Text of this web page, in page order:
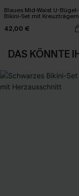
Blaues Mid-Waist U-Bügel-
Bikini-Set mit Kreuzträgern
42,00 €
DAS KÖNNTE